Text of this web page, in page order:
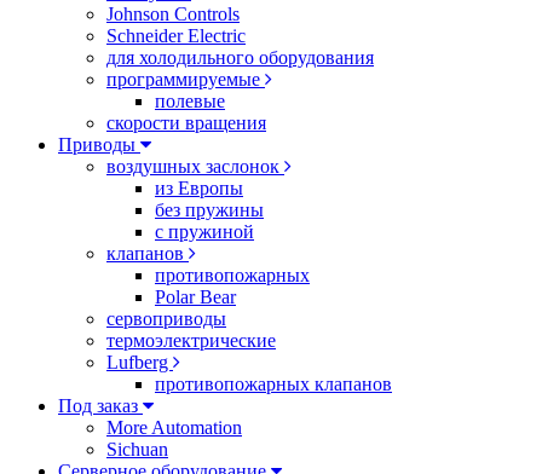
Johnson Controls
Schneider Electric
для холодильного оборудования
программируемые
полевые
скорости вращения
Приводы
воздушных заслонок
из Европы
без пружины
с пружиной
клапанов
противопожарных
Polar Bear
сервоприводы
термоэлектрические
Lufberg
противопожарных клапанов
Под заказ
More Automation
Sichuan